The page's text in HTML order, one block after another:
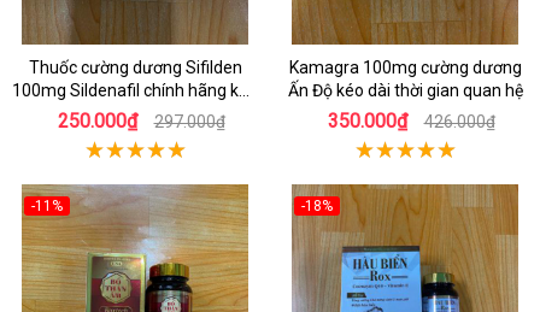
Thuốc cường dương Sifilden
100mg Sildenafil chính hãng kéo
dài
250.000₫ 297.000₫
Kamagra 100mg cường dương
Ấn Độ kéo dài thời gian quan hệ
350.000₫ 426.000₫
-11% -18%